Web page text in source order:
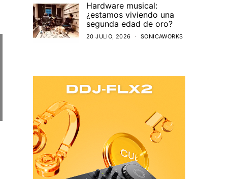
Hardware musical:
¿estamos viviendo una
segunda edad de oro?
20 JULIO, 2026 SONICAWORKS